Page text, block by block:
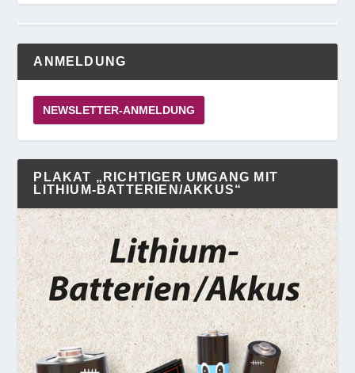
ANMELDUNG
NEWSLETTER-ANMELDUNG
PLAKAT „RICHTIGER UMGANG MIT
LITHIUM-BATTERIEN/AKKUS“